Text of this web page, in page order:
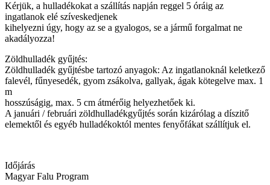
Kérjük, a hulladékokat a szállítás napján reggel 5 óráig az
ingatlanok elé szíveskedjenek
kihelyezni úgy, hogy az se a gyalogos, se a jármű forgalmat ne
akadályozza!
Zöldhulladék gyűjtés:
Zöldhulladék gyűjtésbe tartozó anyagok: Az ingatlanoknál keletkező
falevél, fűnyesedék, gyom zsákolva, gallyak, ágak kötegelve max. 1
m
hosszúságig, max. 5 cm átmérőig helyezhetőek ki.
A januári / februári zöldhulladékgyűjtés során kizárólag a díszitő
elemektől és egyéb hulladékoktól mentes fenyőfákat szállítjuk el.
Időjárás
Magyar Falu Program